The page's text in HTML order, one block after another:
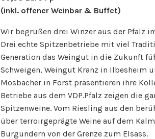
(inkl. offener Weinbar & Buffet)
Wir begrüßen drei Winzer aus der Pfalz
Drei echte Spitzenbetriebe mit viel
Generation das Weingut in die Zukunft
Schweigen, Weingut Kranz in Ilbesheim
Mosbacher in Forst präsentieren ihre
Betriebe aus dem VDP.Pfalz zeigen die
Spitzenweine. Vom Riesling aus den
über terroirgeprägte Weine auf dem
Burgundern von der Grenze zum Elsass.